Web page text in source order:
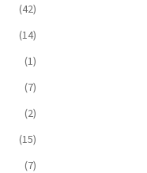
(42)
(14)
(1)
(7)
(2)
(15)
(7)